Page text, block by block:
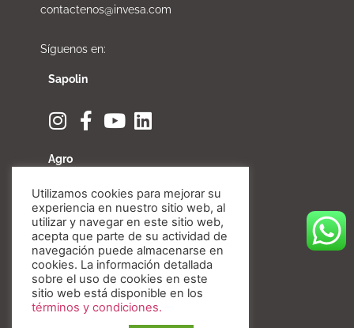
contactenos@invesa.com
Síguenos en:
Sapolin
Agro
Fibratore
Utilizamos cookies para mejorar su
experiencia en nuestro sitio web, al
utilizar y navegar en este sitio web,
acepta que parte de su actividad de
navegación puede almacenarse en
cookies. La información detallada
sobre el uso de cookies en este
sitio web está disponible en los
términos y condiciones.